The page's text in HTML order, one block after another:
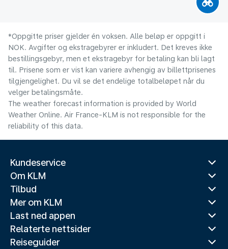
*Oppgitte priser gjelder én voksen. Alle beløp er oppgitt i
NOK. Avgifter og ekstragebyrer er inkludert. Det kreves ikke
bestillingsgebyr, men et ekstragebyr for betaling kan bli lagt
til. Prisene som er vist kan variere avhengig av billettprisenes
tilgjengelighet. Du vil se det endelige totalbeløpet når du
velger betalingsmåte.
The weather forecast information is provided by World
Weather Online. Air France-KLM is not responsible for the
reliability of this data.
Kundeservice
Om KLM
Tilbud
Mer om KLM
Last ned appen
Relaterte nettsider
Reiseguider